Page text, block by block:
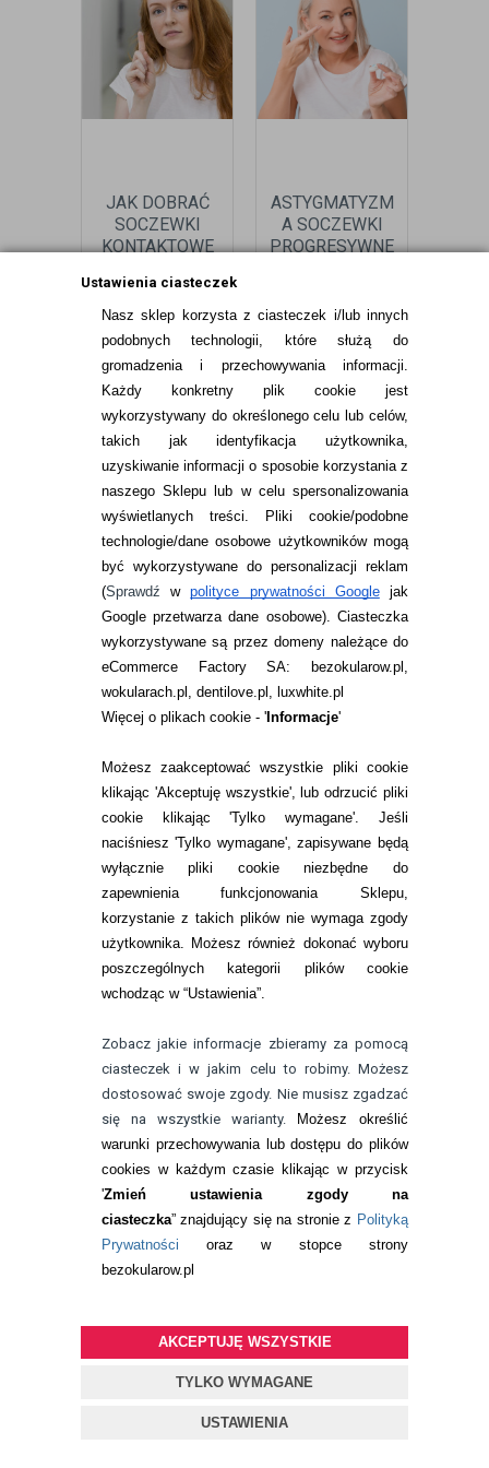
Ustawienia ciasteczek
Nasz sklep korzysta z ciasteczek i/lub innych
podobnych technologii, które służą do
gromadzenia i przechowywania informacji.
Każdy konkretny plik cookie jest
wykorzystywany do określonego celu lub celów,
takich jak identyfikacja użytkownika,
uzyskiwanie informacji o sposobie korzystania z
naszego Sklepu lub w celu spersonalizowania
wyświetlanych treści.
Pliki cookie/podobne
technologie/dane osobowe użytkowników mogą
być wykorzystywane do personalizacji reklam
(Sprawdźwpolityce prywatności Googlejak
Google przetwarza dane osobowe). Ciasteczka
wykorzystywane są przez domeny należące do
eCommerce Factory SA: bezokularow.pl,
wokularach.pl, dentilove.pl, luxwhite.pl
Więcej o plikach cookie - 'Informacje'
Możesz zaakceptować wszystkie pliki cookie
klikając 'Akceptuję wszystkie', lub odrzucić pliki
cookie klikając 'Tylko wymagane'. Jeśli
naciśniesz 'Tylko wymagane', zapisywane będą
wyłącznie pliki cookie niezbędne do
zapewnienia funkcjonowania Sklepu,
korzystanie z takich plików nie wymaga zgody
użytkownika. Możesz również dokonać wyboru
poszczególnych kategorii plików cookie
wchodząc w “Ustawienia”.
Zobacz jakie informacje zbieramy za pomocą
ciasteczek i w jakim celu to robimy. Możesz
dostosować swoje zgody. Nie musisz zgadzać
się na wszystkie warianty.
Możesz określić
warunki przechowywania lub dostępu do plików
cookies w każdym czasie klikając w przycisk
'Zmień ustawienia zgody na
ciasteczka” znajdujący się na stronie z Polityką
Prywatności oraz w stopce strony
bezokularow.pl
AKCEPTUJĘ WSZYSTKIE
TYLKO WYMAGANE
USTAWIENIA
JAK DOBRAĆ
SOCZEWKI
KONTAKTOWE
ASTYGMATYZMIE?
PORADNIK
czytaj więcej
ASTYGMATYZM
A SOCZEWKI
PROGRESYWNE
PROCLEAR 1-DAY
MULTIFOCAL 30 SZT.
102,99pln
DAILIES TOTAL1®
MULTIFOCAL 30 SZT.
139,99pln
INFORMACJE KONTAKTOWE
JAK ZAMAWIAĆ?
ZWROTY I REKLAMACJA
WARUNKI ZAKUPÓW
RANKINGI SOCZEWEK
SOCZEWKI KOLOROWE
Zwrot (odstąpienie od umowy)
ZMIEŃ USTAWIENIA ZGODY NA CIASTECZKA